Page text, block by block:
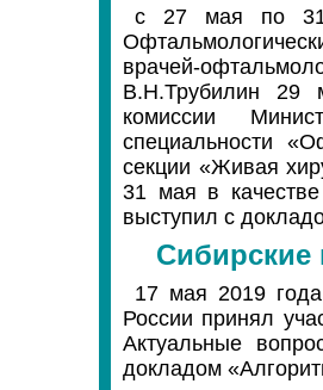
с 27 мая по 31
врачей-
В.Н.Трубилин 29
комиссии
специальности
секции «Живая
31 мая в
выступил с
Сибирские
17 мая 2019
России принял
Актуальные
докладом